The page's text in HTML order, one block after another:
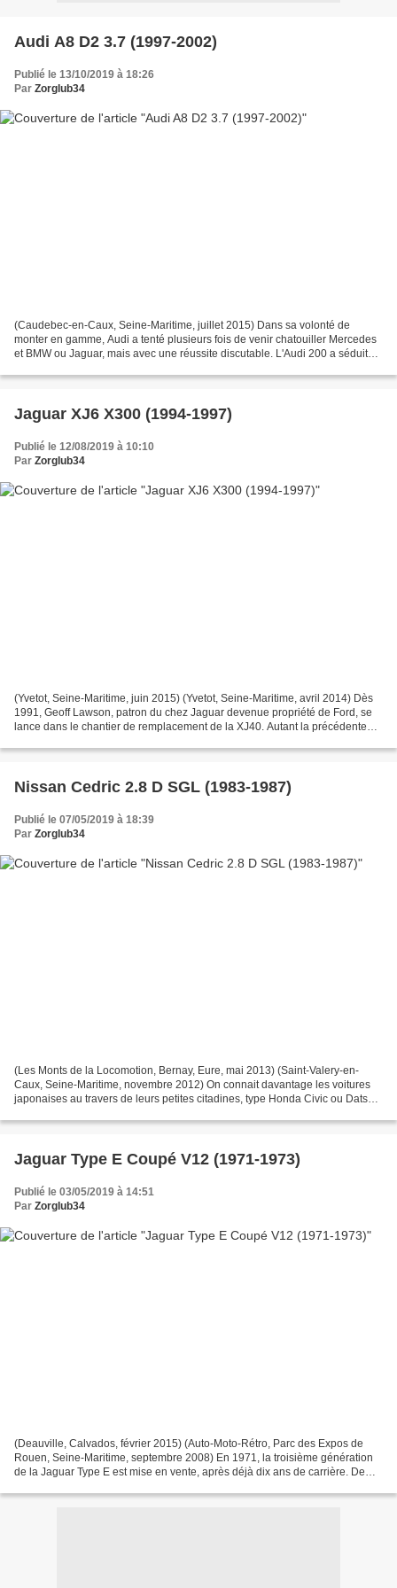
Audi A8 D2 3.7 (1997-2002)
Publié le 13/10/2019 à 18:26
Par Zorglub34
(Caudebec-en-Caux, Seine-Maritime, juillet 2015) Dans sa volonté de
monter en gamme, Audi a tenté plusieurs fois de venir chatouiller Mercedes
et BMW ou Jaguar, mais avec une réussite discutable. L'Audi 200 a séduit
Jaguar XJ6 X300 (1994-1997)
Publié le 12/08/2019 à 10:10
Par Zorglub34
(Yvetot, Seine-Maritime, juin 2015) (Yvetot, Seine-Maritime, avril 2014) Dès
1991, Geoff Lawson, patron du chez Jaguar devenue propriété de Ford, se
lance dans le chantier de remplacement de la XJ40. Autant la précédente
Nissan Cedric 2.8 D SGL (1983-1987)
Publié le 07/05/2019 à 18:39
Par Zorglub34
(Les Monts de la Locomotion, Bernay, Eure, mai 2013) (Saint-Valery-en-
Caux, Seine-Maritime, novembre 2012) On connait davantage les voitures
japonaises au travers de leurs petites citadines, type Honda Civic ou Datsun
Jaguar Type E Coupé V12 (1971-1973)
Publié le 03/05/2019 à 14:51
Par Zorglub34
(Deauville, Calvados, février 2015) (Auto-Moto-Rétro, Parc des Expos de
Rouen, Seine-Maritime, septembre 2008) En 1971, la troisième génération
de la Jaguar Type E est mise en vente, après déjà dix ans de carrière. De